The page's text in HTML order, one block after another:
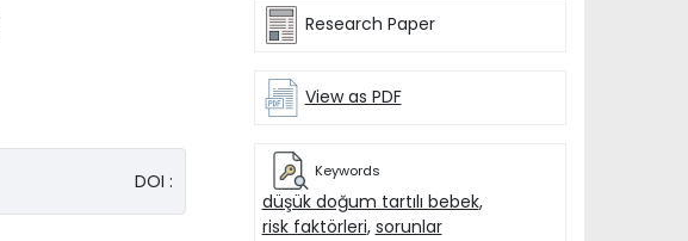
DOI :
Research Paper
View as PDF
Keywords
düşük doğum tartılı bebek,
risk faktörleri, sorunlar